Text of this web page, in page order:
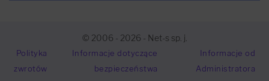
© 2006 - 2026 - Net-s sp. j.
Polityka
zwrotów
Informacje dotyczące
bezpieczeństwa
Informacje od
Administratora